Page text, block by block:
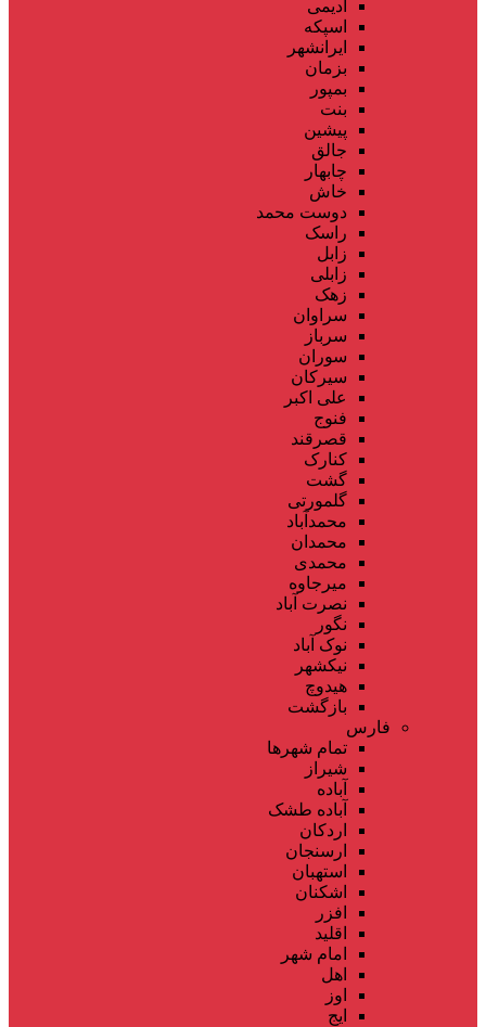
ادیمی
اسپکه
ایرانشهر
بزمان
بمپور
بنت
پیشین
جالق
چابهار
خاش
دوست محمد
راسک
زابل
زابلی
زهک
سراوان
سرباز
سوران
سیرکان
علی اکبر
فنوج
قصرقند
کنارک
گشت
گلمورتی
محمدآباد
محمدان
محمدی
میرجاوه
نصرت آباد
نگور
نوک آباد
نیکشهر
هیدوچ
بازگشت
فارس
تمام شهر‌ها
شیراز
آباده
آباده طشک
اردکان
ارسنجان
استهبان
اشکنان
افزر
اقلید
امام شهر
اهل
اوز
ایج